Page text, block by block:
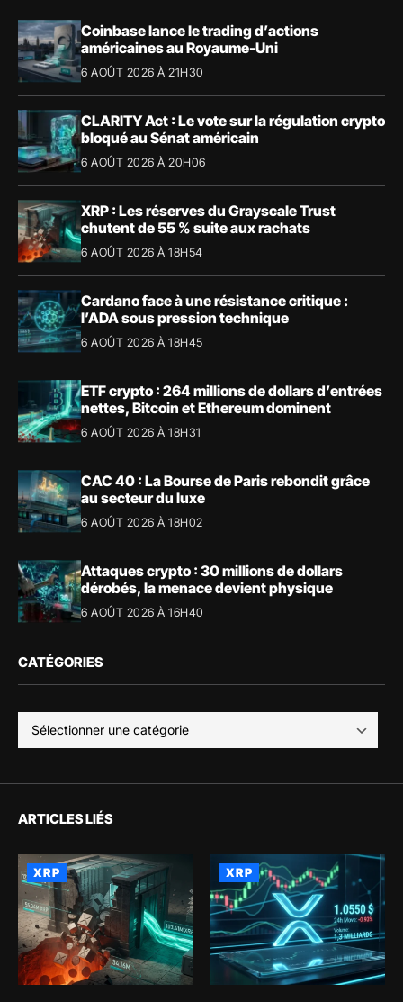
Coinbase lance le trading d’actions
américaines au Royaume-Uni
6 AOÛT 2026 À 21H30
CLARITY Act : Le vote sur la régulation crypto
bloqué au Sénat américain
6 AOÛT 2026 À 20H06
XRP : Les réserves du Grayscale Trust
chutent de 55 % suite aux rachats
6 AOÛT 2026 À 18H54
Cardano face à une résistance critique :
l’ADA sous pression technique
6 AOÛT 2026 À 18H45
ETF crypto : 264 millions de dollars d’entrées
nettes, Bitcoin et Ethereum dominent
6 AOÛT 2026 À 18H31
CAC 40 : La Bourse de Paris rebondit grâce
au secteur du luxe
6 AOÛT 2026 À 18H02
Attaques crypto : 30 millions de dollars
dérobés, la menace devient physique
6 AOÛT 2026 À 16H40
CATÉGORIES
ARTICLES LIÉS
XRP XRP